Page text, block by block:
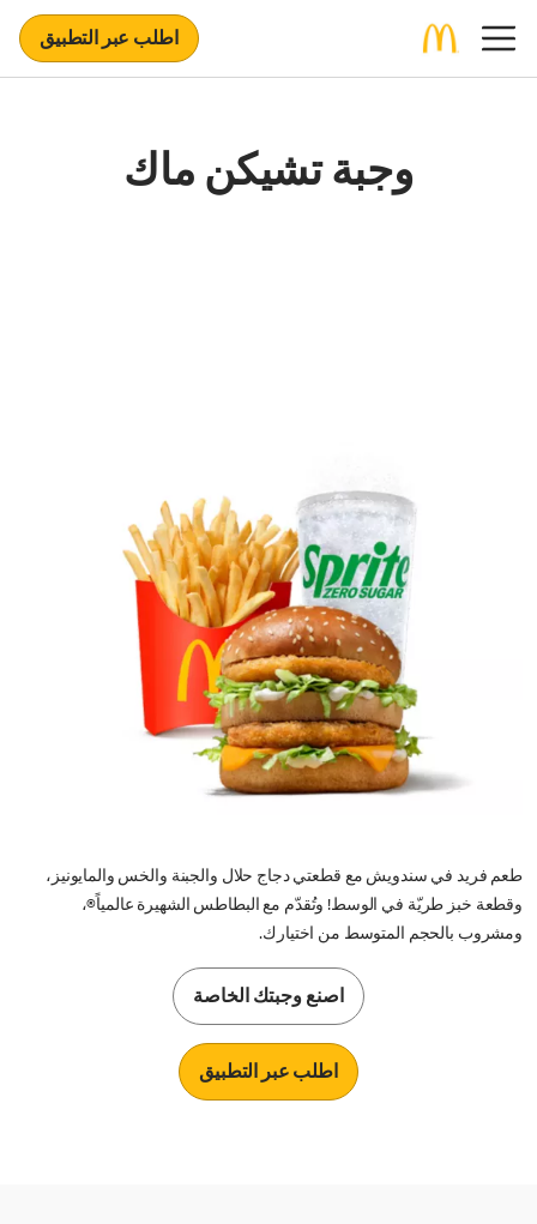
اطلب عبر التطبيق
وجبة تشيكن ماك
طعم فريد في سندويش مع قطعتي دجاج حلال والجبنة والخس والمايونيز،
وقطعة خبز طريّة في الوسط! وتُقدّم مع البطاطس الشهيرة عالمياً®،
ومشروب بالحجم المتوسط من اختيارك.
اصنع وجبتك الخاصة
اطلب عبر التطبيق